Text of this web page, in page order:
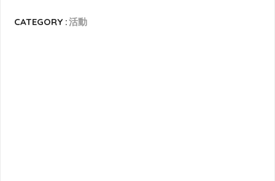
CATEGORY :活動